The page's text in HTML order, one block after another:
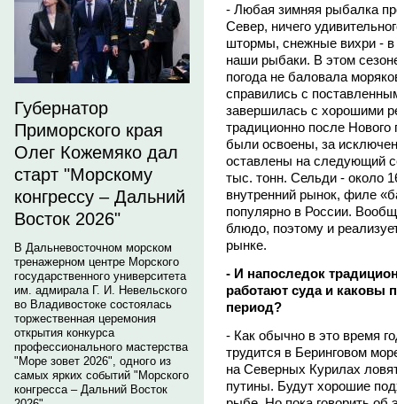
Губернатор
Приморского края
Олег Кожемяко дал
старт "Морскому
конгрессу – Дальний
Восток 2026"
В Дальневосточном морском
тренажерном центре Морского
государственного университета
им. адмирала Г. И. Невельского
во Владивостоке состоялась
торжественная церемония
открытия конкурса
профессионального мастерства
"Море зовет 2026", одного из
самых ярких событий "Морского
конгресса – Дальний Восток
- Любая зимняя рыбалка
Север, ничего
штормы, снежные вихри -
наши рыбаки. В этом
погода не баловала
справились с
завершилась с хорошими
традиционно после
были освоены, за
оставлены на следующий
тыс. тонн. Сельди - около
внутренний рынок, филе
популярно в России.
блюдо, поэтому и
рынке.
- И напоследок
работают суда и каковы
период?
- Как обычно в это время
трудится в Беринговом
на Северных Курилах
путины. Будут хорошие